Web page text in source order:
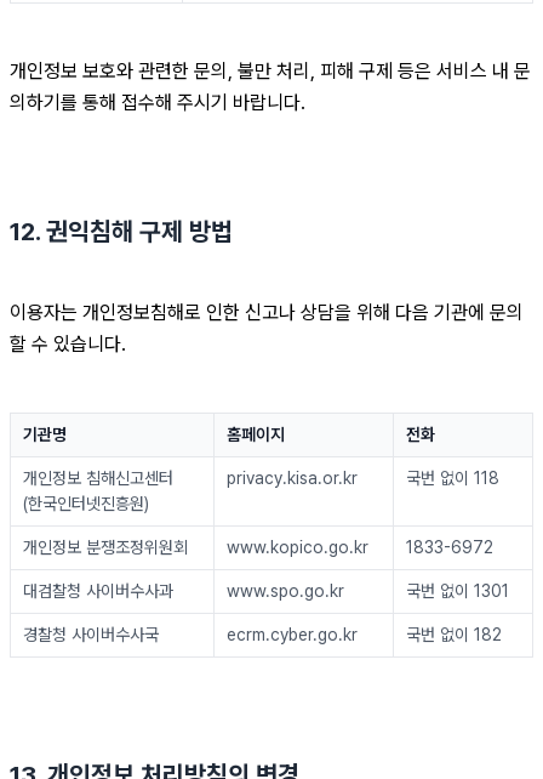
개인정보 보호와 관련한 문의, 불만 처리, 피해 구제 등은 서비스 내 문
의하기를 통해 접수해 주시기 바랍니다.
12. 권익침해 구제 방법
이용자는 개인정보침해로 인한 신고나 상담을 위해 다음 기관에 문의
할 수 있습니다.
기관명 홈페이지 전화
개인정보 침해신고센터
(한국인터넷진흥원)
privacy.kisa.or.kr 국번 없이 118
개인정보 분쟁조정위원회 www.kopico.go.kr 1833-6972
대검찰청 사이버수사과 www.spo.go.kr 국번 없이 1301
경찰청 사이버수사국 ecrm.cyber.go.kr 국번 없이 182